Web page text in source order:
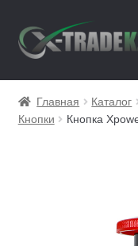
Перейти
к
Перейти
к
Главная
Каталог
Главная Каталог
Кнопки
Кнопка